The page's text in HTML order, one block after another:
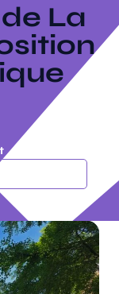
La